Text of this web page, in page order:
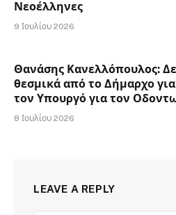
Νεοέλληνες
9 Ιουλίου 2026
Θανάσης Κανελλόπουλος:
θεσμικά από το Δήμαρχο
τον Υπουργό για τον
8 Ιουλίου 2026
LEAVE A REPLY